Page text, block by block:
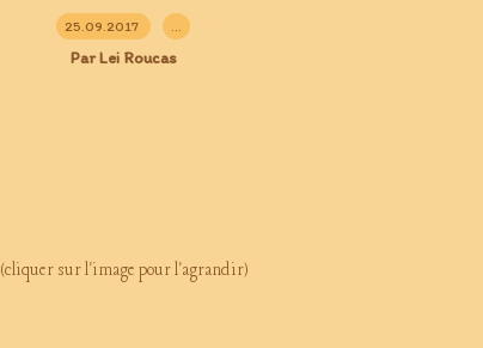
25.09.2017 …
Par Lei Roucas
(cliquer sur l'image pour l'agrandir)